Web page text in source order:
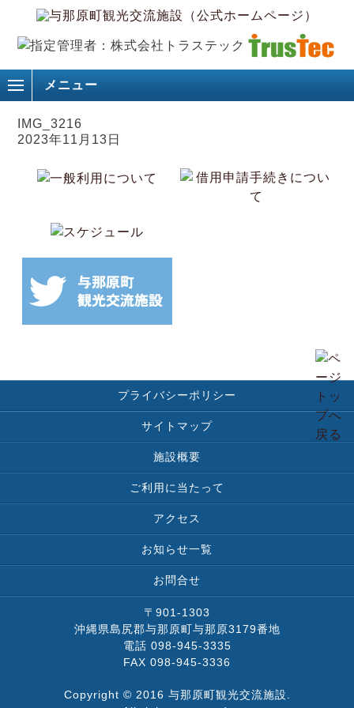
メニュー
IMG_3216
2023年11月13日
プライバシーポリシー
サイトマップ
施設概要
ご利用に当たって
アクセス
お知らせ一覧
お問合せ
〒901-1303
沖縄県島尻郡与那原町与那原3179番地
電話 098-945-3335
FAX 098-945-3336
Copyright © 2016 与那原町観光交流施設.